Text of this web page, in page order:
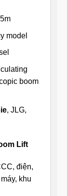
model
boom
, JLG,
Lift
điện,
khu